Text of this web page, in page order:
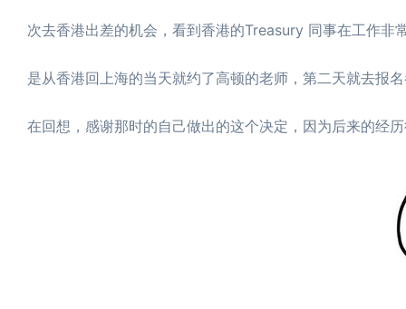
次去香港出差的机会，看到香港的Treasury 同事在工作
是从香港回上海的当天就约了高顿的老师，第二天就去报
在回想，感谢那时的自己做出的这个决定，因为后来的经